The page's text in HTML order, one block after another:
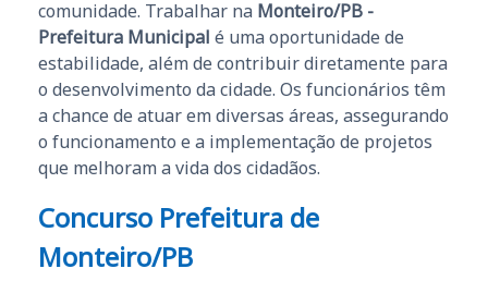
comunidade. Trabalhar na Monteiro/PB -
Prefeitura Municipal é uma oportunidade de
estabilidade, além de contribuir diretamente para
o desenvolvimento da cidade. Os funcionários têm
a chance de atuar em diversas áreas, assegurando
o funcionamento e a implementação de projetos
que melhoram a vida dos cidadãos.
Concurso Prefeitura de
Monteiro/PB